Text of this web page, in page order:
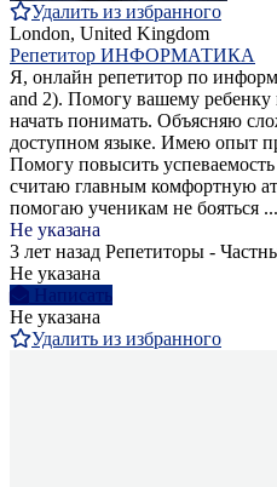
Удалить из избранного
London, United Kingdom
Репетитор ИНФОРМАТИКА
Я, онлайн репетитор по
and 2). Помогу вашему ребенку
начать понимать. Объясняю
доступном языке. Имею опыт
Помогу повысить
считаю главным комфортную
помогаю ученикам не бояться ...
Не указана
3 лет назад Репетиторы -
Не указана
Написать
Не указана
Удалить из избранного